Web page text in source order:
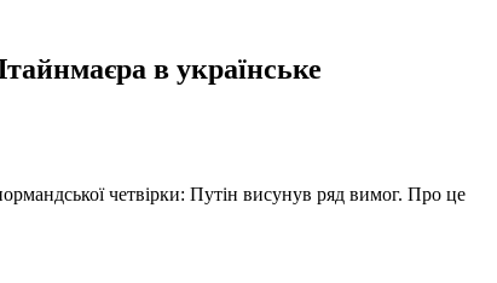
в українське
четвірки: Путін висунув ряд вимог. Про це